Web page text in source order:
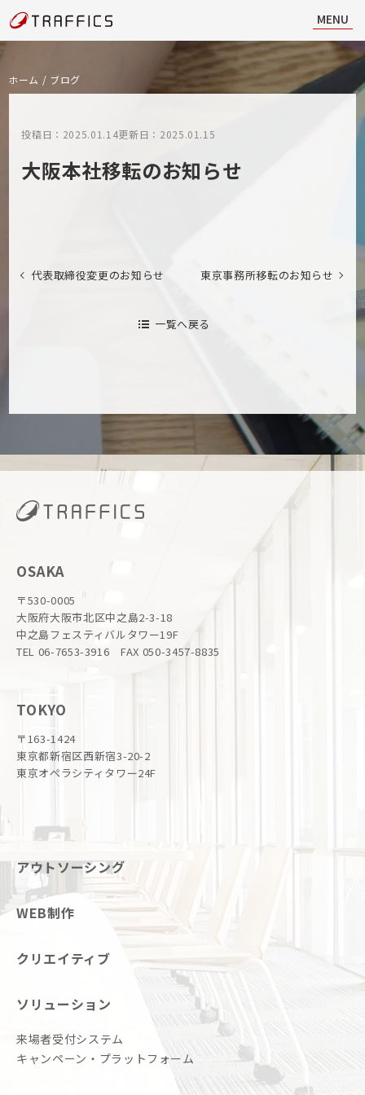
MENU
ホーム / ブログ
投稿日：2025.01.14更新日：2025.01.15
大阪本社移転のお知らせ
代表取締役変更のお知らせ
一覧へ戻る
東京事務所移転のお知らせ
OSAKA
〒530-0005
大阪府大阪市北区中之島2-3-18
中之島フェスティバルタワー19F
TEL 06-7653-3916 FAX 050-3457-8835
TOKYO
〒163-1424
東京都新宿区西新宿3-20-2
東京オペラシティタワー24F
アウトソーシング
WEB制作
クリエイティブ
ソリューション
来場者受付システム
キャンペーン・プラットフォーム